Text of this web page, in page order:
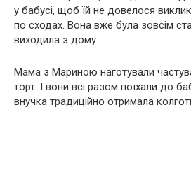
у бабусі, щоб їй не довелося
по сходах. Вона вже була зовсім
виходила з дому.
Мама з Мариною наготували
торт. І вони всі разом поїхали до
внучка традиційно отримала